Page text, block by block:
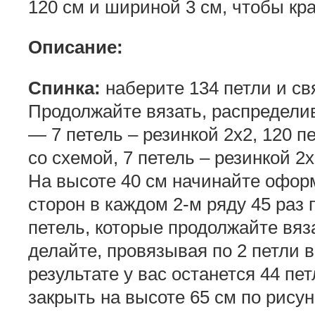
120 см и шириной 3 см, чтобы
Описание:
Спинка: наберите 134 петли и
Продолжайте вязать,
— 7 петель – резинкой 2х2, 120
со схемой, 7 петель – резинкой
На высоте 40 см начинайте
сторон в каждом 2-м ряду 45 раз
петель, которые продолжайте
делайте, провязывая по 2 петли
результате у вас останется 44
закрыть на высоте 65 см по